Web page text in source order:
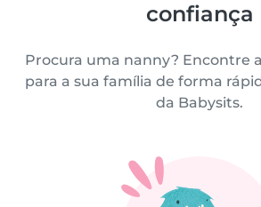
confiança
Procura uma nanny? Encontre
para a sua família de forma
da Babysits.